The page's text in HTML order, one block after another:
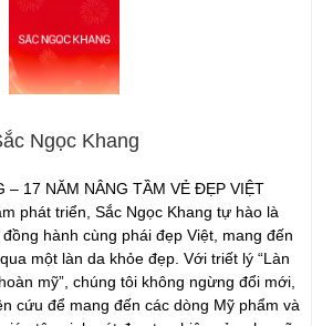
Ngọc Khang
– 17 NĂM NÂNG TẦM VẺ ĐẸP VIỆT
phát triển, Sắc Ngọc Khang tự hào là
hành cùng phái đẹp Việt, mang đến
một làn da khỏe đẹp. Với triết lý “Làn
mỹ”, chúng tôi không ngừng đổi mới,
cứu để mang đến các dòng Mỹ phẩm và